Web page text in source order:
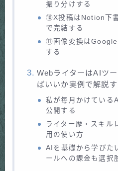
振り分けする
⑩X投稿はNotion下
で完結する
⑪画像変換は
する
WebライターはAIツ
ばいいか実例で解説す
私が毎月かけている
公開する
ライター歴・スキル
用の使い方
AIを基礎から学びた
ールへの課金も選択